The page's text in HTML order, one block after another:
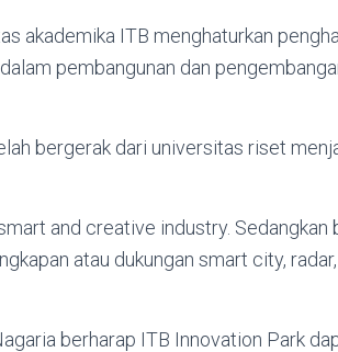
akademika ITB menghaturkan
pembangunan dan
bergerak dari universitas riset
and creative industry. Sedangkan
atau dukungan smart city,
berharap ITB Innovation Park